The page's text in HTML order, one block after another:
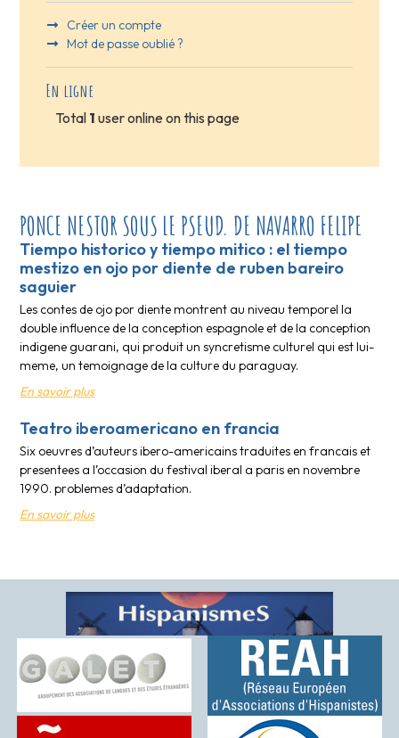
Créer un compte
Mot de passe oublié ?
En ligne
Total 1 user online on this page
PONCE NESTOR SOUS LE PSEUD. DE NAVARRO FELIPE
Tiempo historico y tiempo mitico : el tiempo
mestizo en ojo por diente de ruben bareiro
saguier
Les contes de ojo por diente montrent au niveau temporel la
double influence de la conception espagnole et de la conception
indigene guarani, qui produit un syncretisme culturel qui est lui-
meme, un temoignage de la culture du paraguay.
En savoir plus
Teatro iberoamericano en francia
Six oeuvres d’auteurs ibero-americains traduites en francais et
presentees a l’occasion du festival iberal a paris en novembre
1990. problemes d’adaptation.
En savoir plus